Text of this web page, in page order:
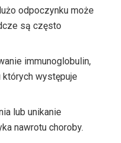
odpoczynku może
są często
immunoglobulin,
których występuje
lub unikanie
nawrotu choroby.